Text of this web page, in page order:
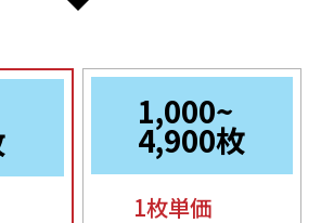
1,000~
4,900枚
1枚単価